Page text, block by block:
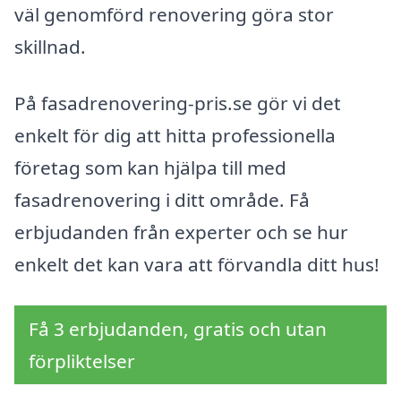
väl genomförd renovering göra stor
skillnad.
På fasadrenovering-pris.se gör vi det
enkelt för dig att hitta professionella
företag som kan hjälpa till med
fasadrenovering i ditt område. Få
erbjudanden från experter och se hur
enkelt det kan vara att förvandla ditt hus!
Få 3 erbjudanden, gratis och utan
förpliktelser